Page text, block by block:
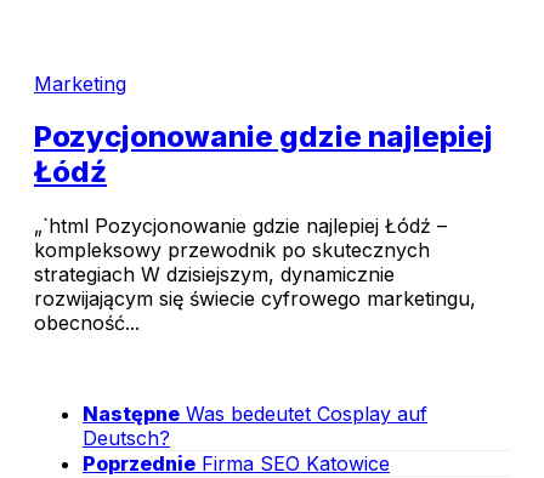
Marketing
Pozycjonowanie gdzie najlepiej
Łódź
„`html Pozycjonowanie gdzie najlepiej Łódź –
kompleksowy przewodnik po skutecznych
strategiach W dzisiejszym, dynamicznie
rozwijającym się świecie cyfrowego marketingu,
obecność...
Następne Was bedeutet Cosplay auf
Deutsch?
Poprzednie Firma SEO Katowice